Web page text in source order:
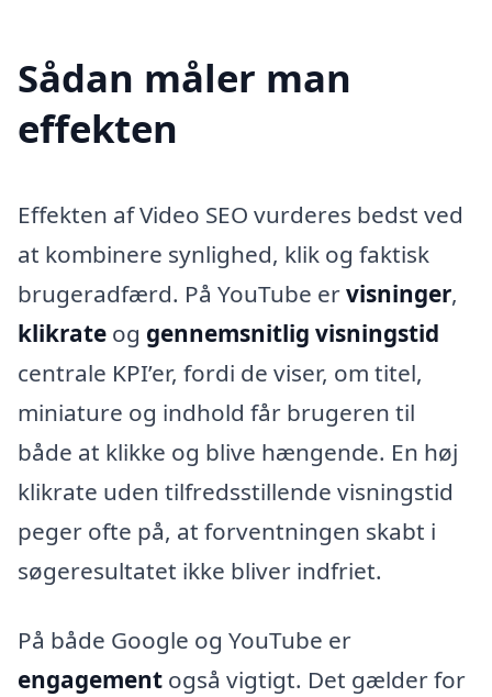
Sådan måler man
effekten
Effekten af Video SEO vurderes bedst ved
at kombinere synlighed, klik og faktisk
brugeradfærd. På YouTube ervisninger,
klikrate og gennemsnitlig visningstid
centrale KPI’er, fordi de viser, om titel,
miniature og indhold får brugeren til
både at klikke og blive hængende. En høj
klikrate uden tilfredsstillende visningstid
peger ofte på, at forventningen skabt i
søgeresultatet ikke bliver indfriet.
På både Google og YouTube er
engagement også vigtigt. Det gælder for